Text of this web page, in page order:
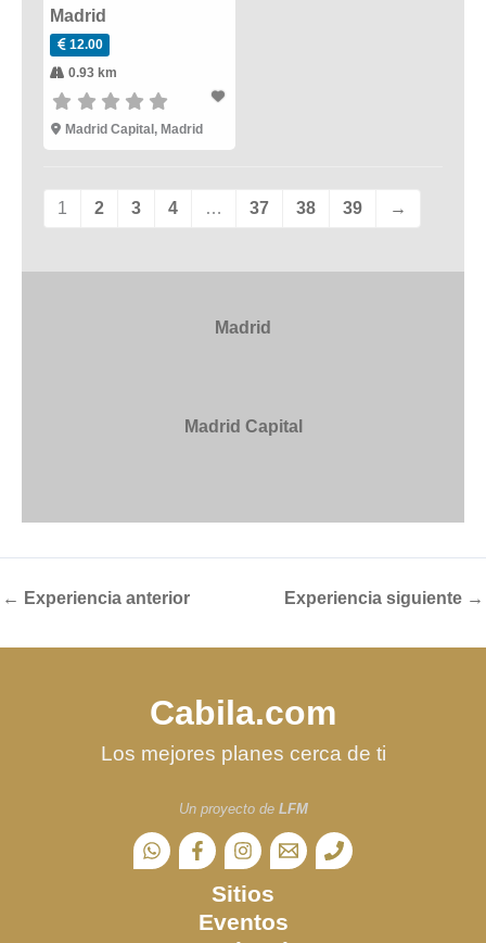
Madrid
12.00
0.93 km
Madrid Capital , Madrid
1 2 3 4 … 37 38 39 →
Madrid
Madrid Capital
← Experiencia anterior Experiencia siguiente →
Cabila.com
Los mejores planes cerca de ti
Un proyecto de LFM
Sitios
Eventos